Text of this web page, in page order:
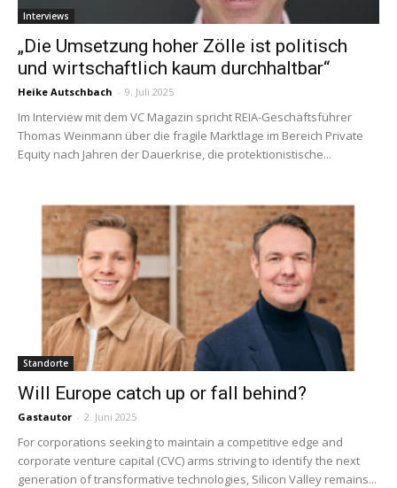
Interviews
„Die Umsetzung hoher Zölle ist politisch
und wirtschaftlich kaum durchhaltbar“
Heike Autschbach - 9. Juli 2025
Im Interview mit dem VC Magazin spricht REIA-Geschäftsführer
Thomas Weinmann über die fragile Marktlage im Bereich Private
Equity nach Jahren der Dauerkrise, die protektionistische...
Standorte
Will Europe catch up or fall behind?
Gastautor - 2. Juni 2025
For corporations seeking to maintain a competitive edge and
corporate venture capital (CVC) arms striving to identify the next
generation of transformative technologies, Silicon Valley remains...